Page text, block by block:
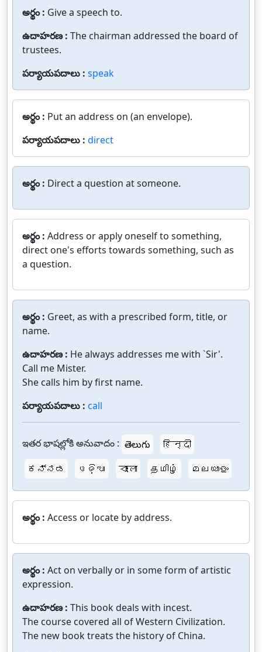
అర్థం : Give a speech to.
ఉదాహరణ : The chairman addressed the board of
trustees.
పర్యాయపదాలు : speak
అర్థం : Put an address on (an envelope).
పర్యాయపదాలు : direct
అర్థం : Direct a question at someone.
అర్థం : Address or apply oneself to something,
direct one's efforts towards something, such as
a question.
అర్థం : Greet, as with a prescribed form, title, or
name.
ఉదాహరణ : He always addresses me with `Sir'.
Call me Mister.
She calls him by first name.
పర్యాయపదాలు : call
ఇతర భాషల్లోకి అనువాదం : తెలుగు
हिन्दी
ಕನ್ನಡ
ଓଡ଼ିଆ বাংলা தமிழ் മലയാളം
అర్థం : Access or locate by address.
అర్థం : Act on verbally or in some form of artistic
expression.
ఉదాహరణ : This book deals with incest.
The course covered all of Western Civilization.
The new book treats the history of China.